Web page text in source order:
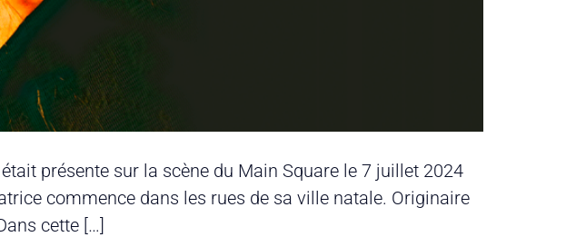
présente sur la scène du Main Square le 7 juillet 2024​
commence dans les rues de sa ville natale. Originaire
cette […]